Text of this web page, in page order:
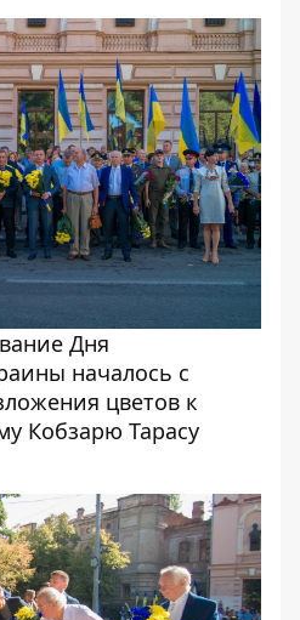
Дня
началось с
цветов к
Кобзарю Тарасу